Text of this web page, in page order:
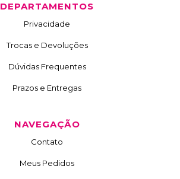
DEPARTAMENTOS
Privacidade
Trocas e Devoluções
Dúvidas Frequentes
Prazos e Entregas
NAVEGAÇÃO
Contato
Meus Pedidos